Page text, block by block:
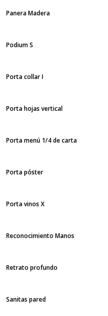
Panera Madera
Podium S
Porta collar I
Porta hojas vertical
Porta menú 1/4 de carta
Porta póster
Porta vinos X
Reconocimiento Manos
Retrato profundo
Sanitas pared